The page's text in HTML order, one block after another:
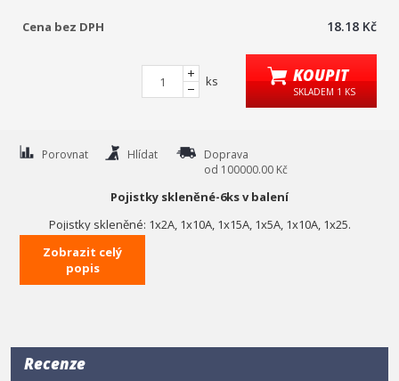
Cena bez DPH 18.18 Kč
ks KOUPIT
SKLADEM 1 KS
Porovnat Hlídat
Doprava
od 100000.00 Kč
Pojistky skleněné-6ks v balení
Pojistky skleněné: 1x2A, 1x10A, 1x15A, 1x5A, 1x10A, 1x25.
Zobrazit celý
popis
Recenze